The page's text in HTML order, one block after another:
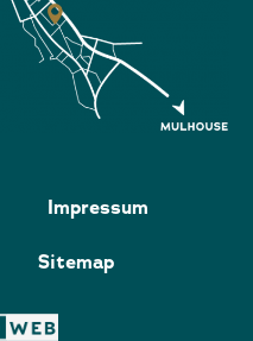
Impressum
Sitemap